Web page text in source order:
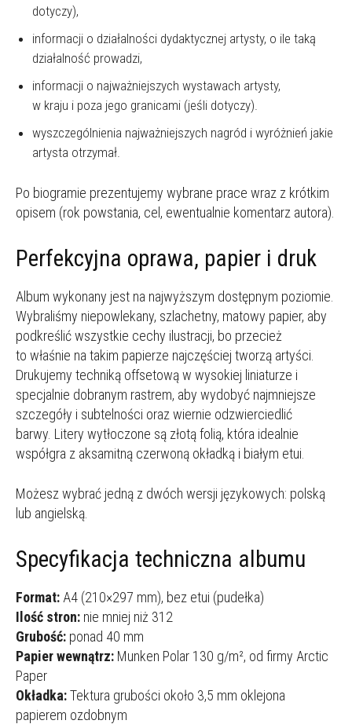
dotyczy),
informacji o działalności dydaktycznej artysty, o ile taką
działalność prowadzi,
informacji o najważniejszych wystawach artysty,
w kraju i poza jego granicami (jeśli dotyczy).
wyszczególnienia najważniejszych nagród i wyróżnień jakie
artysta otrzymał.
Po biogramie prezentujemy wybrane prace wraz z krótkim
opisem (rok powstania, cel, ewentualnie komentarz autora).
Perfekcyjna oprawa, papier i druk
Album wykonany jest na najwyższym dostępnym poziomie.
Wybraliśmy niepowlekany, szlachetny, matowy papier, aby
podkreślić wszystkie cechy ilustracji, bo przecież
to właśnie na takim papierze najczęściej tworzą artyści.
Drukujemy techniką offsetową w wysokiej liniaturze i
specjalnie dobranym rastrem, aby wydobyć najmniejsze
szczegóły i subtelności oraz wiernie odzwierciedlić
barwy. Litery wytłoczone są złotą folią, która idealnie
współgra z aksamitną czerwoną okładką i białym etui.
Możesz wybrać jedną z dwóch wersji językowych: polską
lub angielską.
Specyfikacja techniczna albumu
Format: A4 (210×297 mm), bez etui (pudełka)
Ilość stron: nie mniej niż 312
Grubość: ponad 40 mm
Papier wewnątrz: Munken Polar 130 g/m², od firmy Arctic
Paper
Okładka:Tektura grubości około 3,5 mm oklejona
papierem ozdobnym